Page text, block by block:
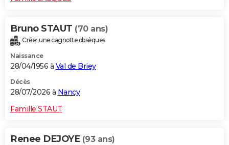
Carte de Noël
Carte Bonne année
Carte Saint-Valentin
Carte Pâques
Carte d'anniversaire
DICTIONNAIRE
Dictionnaire
Biographies
Citations
Expressions
Proverbes
PROGRAMME TV
S'inscrire
Se connecter
Lycées
Collèges
Primaires
Universités
Entreprises
Service militaire
Avis de recherche
AVIS DE DÉCÈS
FORUM
Bruno STAUT (70 ans)
Créer une cagnotte obsèques
Naissance
28/04/1956 à Val de Briey
Décès
28/07/2026 à Nancy
Famille STAUT
Renee DEJOYE (93 ans)